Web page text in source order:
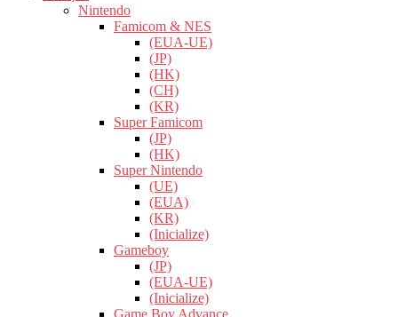
Nintendo
Famicom & NES
(EUA-UE)
(JP)
(HK)
(CH)
(KR)
Super Famicom
(JP)
(HK)
Super Nintendo
(UE)
(EUA)
(KR)
(Inicialize)
Gameboy
(JP)
(EUA-UE)
(Inicialize)